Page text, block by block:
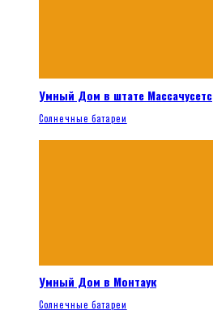
Умный Дом в штате Массачусетс
Солнечные батареи
Умный Дом в Монтаук
Солнечные батареи